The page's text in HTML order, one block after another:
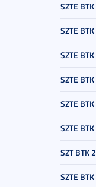
SZTE
SZTE
SZTE
SZTE
SZTE
SZTE
SZT BTK
SZTE